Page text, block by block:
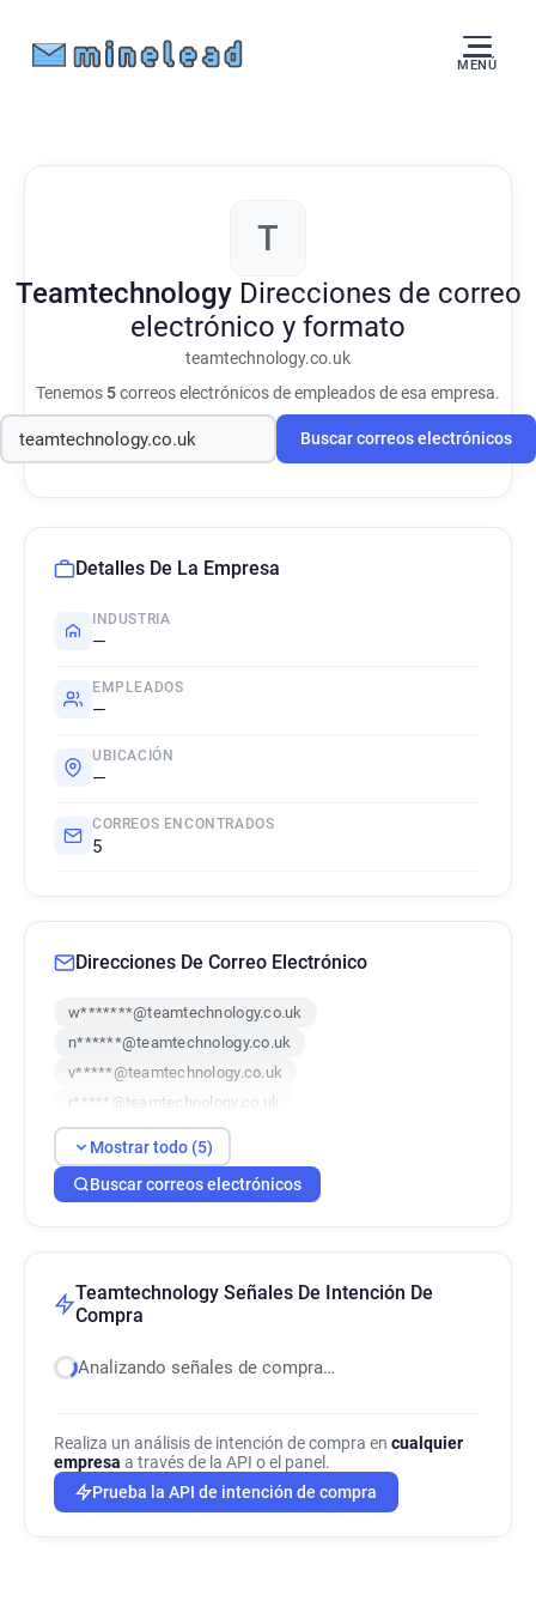
MENÚ
T
Teamtechnology Direcciones de correo
electrónico y formato
teamtechnology.co.uk
Tenemos5correos electrónicos de empleados de esa empresa.
Buscar correos electrónicos
Detalles De La Empresa
INDUSTRIA
—
EMPLEADOS
—
UBICACIÓN
—
CORREOS ENCONTRADOS
5
Direcciones De Correo Electrónico
w*******@teamtechnology.co.uk
n******@teamtechnology.co.uk
v*****@teamtechnology.co.uk
r*****@teamtechnology.co.uk
u***********@teamtechnology.co.uk
Mostrar todo (5)
Buscar correos electrónicos
Teamtechnology Señales De Intención De
Compra
Analizando señales de compra…
Realiza un análisis de intención de compra en cualquier
empresa a través de la API o el panel.
Prueba la API de intención de compra